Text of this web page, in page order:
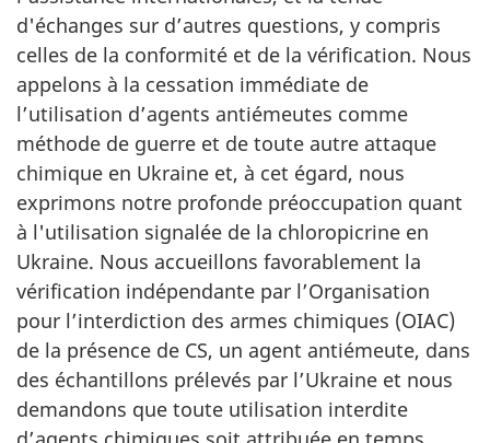
d'échanges sur d’autres questions, y compris
celles de la conformité et de la vérification. Nous
appelons à la cessation immédiate de
l’utilisation d’agents antiémeutes comme
méthode de guerre et de toute autre attaque
chimique en Ukraine et, à cet égard, nous
exprimons notre profonde préoccupation quant
à l'utilisation signalée de la chloropicrine en
Ukraine. Nous accueillons favorablement la
vérification indépendante par l’Organisation
pour l’interdiction des armes chimiques (OIAC)
de la présence de CS, un agent antiémeute, dans
des échantillons prélevés par l’Ukraine et nous
demandons que toute utilisation interdite